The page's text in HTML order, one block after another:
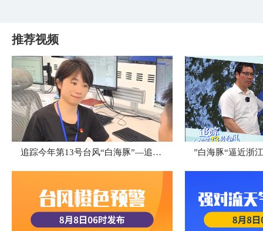
推荐视频
追踪今年第13号台风“白海豚”—追风小组台州最新消息